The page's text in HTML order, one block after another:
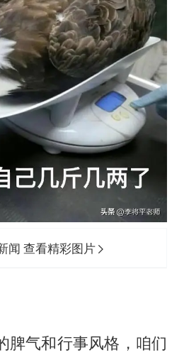
闻 查看精彩图片
脾气和行事风格，咱们